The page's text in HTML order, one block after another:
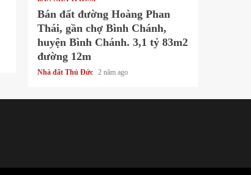
Bán đất đường Hoàng Phan
Thái, gần chợ Bình Chánh,
huyện Bình Chánh. 3,1 tỷ 83m2
đường 12m
Nhà đất Thủ Đức 2 năm ago